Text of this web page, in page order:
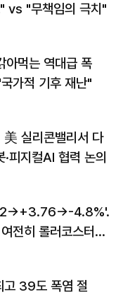
vs "무책임의 극치"
아먹는 역대급 폭
가적 기후 재난"
실리콘밸리서 다
피지컬AI 협력 논의
4.8%'…'
전히 롤러코스터
고 39도 폭염 절